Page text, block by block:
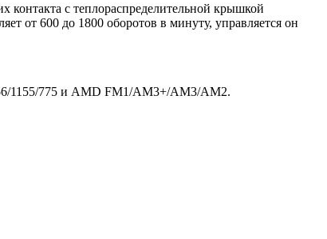
контакта с теплораспределительной крышкой
от 600 до 1800 оборотов в минуту, управляется он
1155/775 и AMD FM1/AM3+/AM3/AM2.